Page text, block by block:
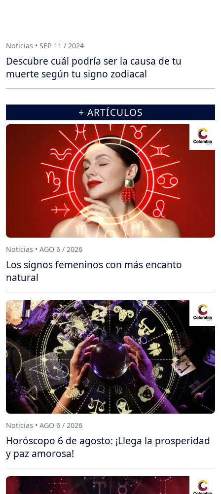
Noticias • SEP 11 / 2024
Descubre cuál podría ser la causa de tu
muerte según tu signo zodiacal
+ ARTÍCULOS
Noticias • AGO 6 / 2026
Los signos femeninos con más encanto
natural
Noticias • AGO 6 / 2026
Horóscopo 6 de agosto: ¡Llega la prosperidad
y paz amorosa!